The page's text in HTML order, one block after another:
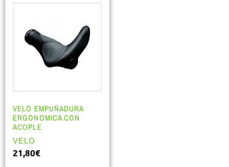
VELO EMPUÑADURA
ERGONOMICA CON
ACOPLE
VELO
21,80€